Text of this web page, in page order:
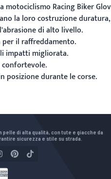
motociclismo Racing Biker
la loro costruzione
di alto livello.
il raffreddamento.
impatti migliorata.
posizione durante le corse.
di alta qualità, con tute e giacche da
sicurezza e stile su strada.